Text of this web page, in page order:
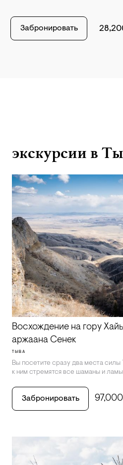
Забронировать
экскурсии в
Восхождение на гору
аржаана Сенек
ТЫВА
Вы посетите сразу два места силы
к ним стремятся все шаманы и
Забронировать 97,000